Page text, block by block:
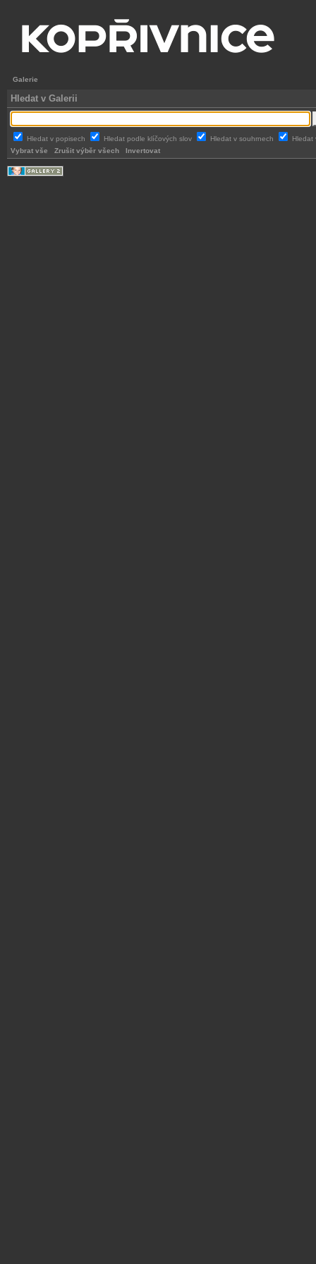
Galerie
Hledat v Galerii
Hledat v popisech Hledat podle klíčových slov Hledat v souhrnech
Hledat
Vybrat vše
Zrušit výběr všech Invertovat